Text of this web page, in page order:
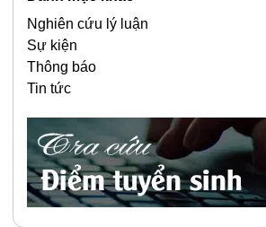
Nghiên cứu lý luận
Sự kiện
Thông báo
Tin tức